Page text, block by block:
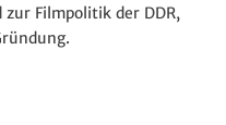
Filmpolitik der DDR,